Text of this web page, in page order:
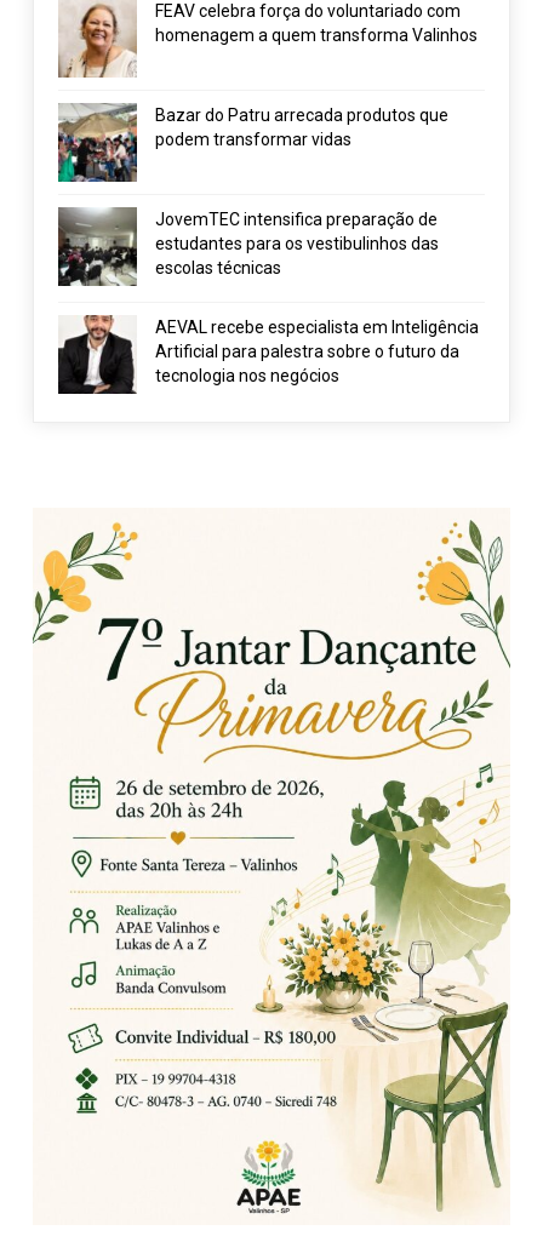
FEAV celebra força do voluntariado com
homenagem a quem transforma Valinhos
Bazar do Patru arrecada produtos que
podem transformar vidas
JovemTEC intensifica preparação de
estudantes para os vestibulinhos das
escolas técnicas
AEVAL recebe especialista em Inteligência
Artificial para palestra sobre o futuro da
tecnologia nos negócios